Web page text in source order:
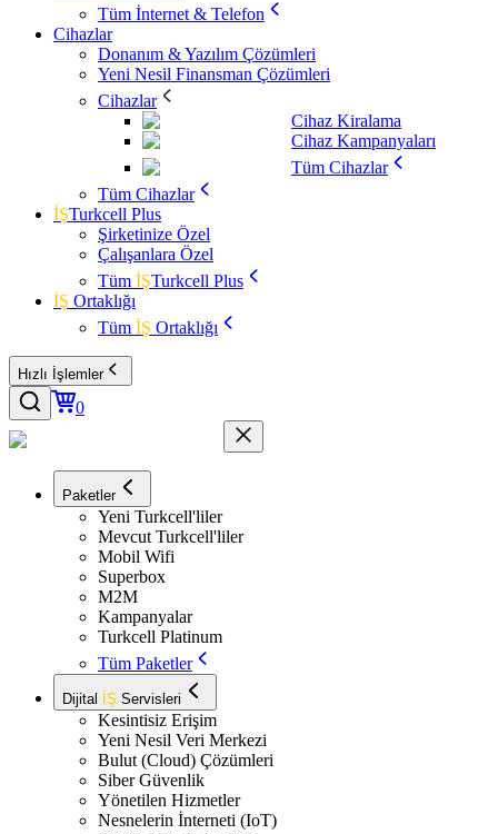
Tüm İnternet & Telefon
Cihazlar
Donanım & Yazılım Çözümleri
Yeni Nesil Finansman Çözümleri
Cihazlar
Cihaz Kiralama
Cihaz Kampanyaları
Tüm Cihazlar
Tüm Cihazlar
İŞTurkcell Plus
Şirketinize Özel
Çalışanlara Özel
Tüm İŞTurkcell Plus
İŞ Ortaklığı
Tüm İŞ Ortaklığı
Hızlı İşlemler
0
Paketler
Yeni Turkcell'liler
Mevcut Turkcell'liler
Mobil Wifi
Superbox
M2M
Kampanyalar
Turkcell Platinum
Tüm Paketler
Dijital İŞ Servisleri
Kesintisiz Erişim
Yeni Nesil Veri Merkezi
Bulut (Cloud) Çözümleri
Siber Güvenlik
Yönetilen Hizmetler
Nesnelerin İnterneti (IoT)